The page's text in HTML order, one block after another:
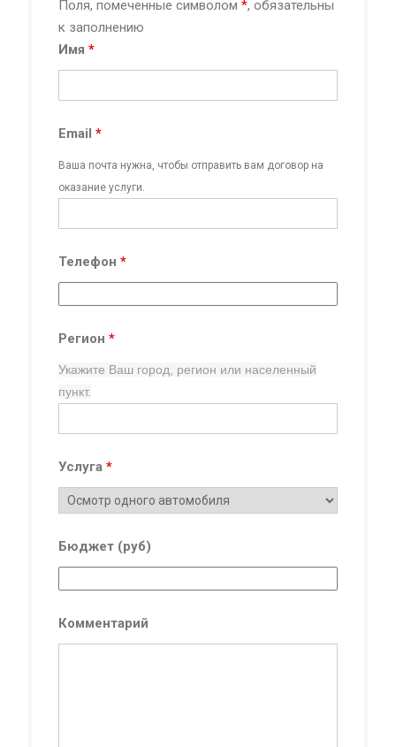
Поля, помеченные символом *, обязательны
к заполнению
Имя *
Email *
Ваша почта нужна, чтобы отправить вам договор на
оказание услуги.
Телефон *
Регион *
Укажите Ваш город, регион или населенный
пункт.
Услуга *
Бюджет (руб)
Комментарий